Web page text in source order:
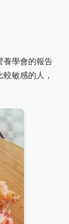
養學會的報告
敏感的人，